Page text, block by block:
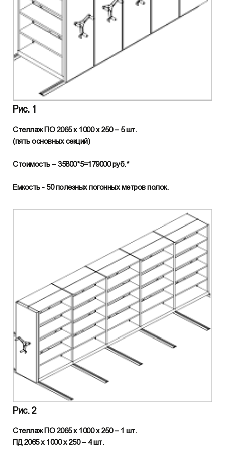
Рис. 1
Стеллаж ПО 2065 х 1000 х 250 – 5 шт.
(пять основных секций)
Стоимость – 35800*5=179000 руб.*
Емкость - 50 полезных погонных метров полок.
Рис. 2
Стеллаж ПО 2065 х 1000 х 250 – 1 шт.
ПД 2065 х 1000 х 250 – 4 шт.